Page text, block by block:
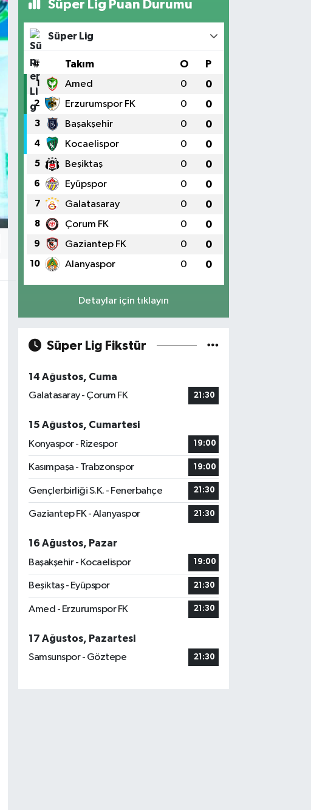
Süper Lig Puan Durumu
Süper Lig
# Takım O P
1 Amed 0 0
2 Erzurumspor FK 0 0
3 Başakşehir 0 0
4 Kocaelispor 0 0
5 Beşiktaş 0 0
6 Eyüpspor 0 0
7 Galatasaray 0 0
8 Çorum FK 0 0
9 Gaziantep FK 0 0
10 Alanyaspor 0 0
Detaylar için tıklayın
Süper Lig Fikstür
14 Ağustos, Cuma
Galatasaray - Çorum FK
21:30
15 Ağustos, Cumartesi
Konyaspor - Rizespor
19:00
Kasımpaşa - Trabzonspor 19:00
Gençlerbirliği S.K. - Fenerbahçe 21:30
Gaziantep FK - Alanyaspor 21:30
16 Ağustos, Pazar
Başakşehir - Kocaelispor
19:00
Beşiktaş - Eyüpspor 21:30
Amed - Erzurumspor FK 21:30
17 Ağustos, Pazartesi
Samsunspor - Göztepe
21:30